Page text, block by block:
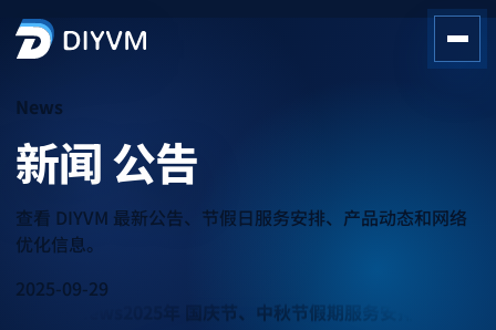
News
新闻公告
查看 DIYVM 最新公告、节假日服务安排、产品动态和网络
优化信息。
2025-09-29
2025年 国庆节、中秋节假期服务安排